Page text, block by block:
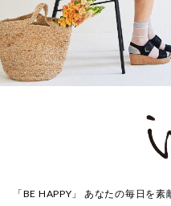
「BE HAPPY」 あなたの毎日を